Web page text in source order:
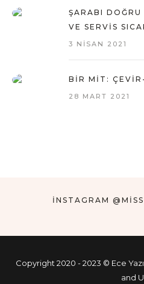
ŞARABI DOĞRU
VE SERVIS
3 NISAN 2021
BIR MIT:
28 MART 2021
INSTAGRAM
Copyright 2020 - 2023 © Ece
and